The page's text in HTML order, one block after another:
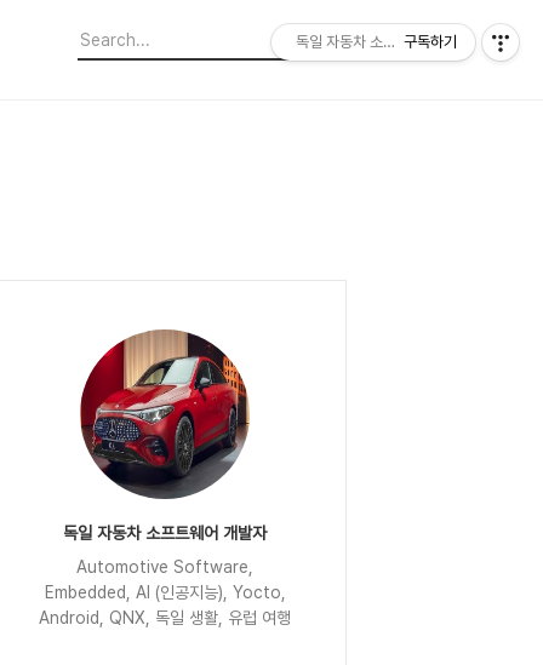
독일 자동차 소프트웨어 개발자
Automotive Software,
Embedded, AI (인공지능), Yocto,
Android, QNX, 독일 생활, 유럽 여행
독일 자동차 소프트웨어 개발자
구독하기